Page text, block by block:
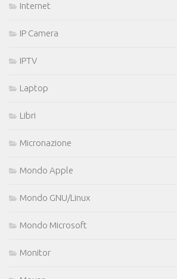
Internet
IP Camera
IPTV
Laptop
Libri
Micronazione
Mondo Apple
Mondo GNU/Linux
Mondo Microsoft
Monitor